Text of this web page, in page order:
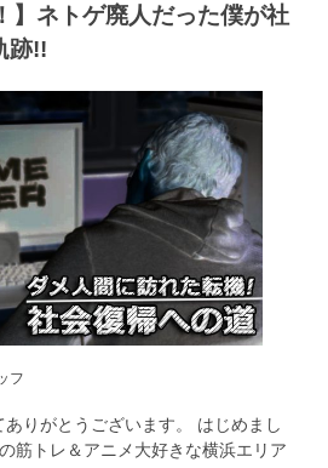
】ネトゲ廃人だった僕が社
跡!!
フ
りがとうございます。 はじめまし
筋トレ＆アニメ大好きな横浜エリア